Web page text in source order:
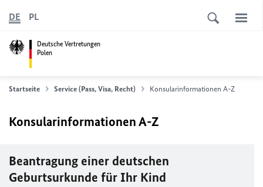
Deutsche Vertretungen
Polen
DE PL
Startseite Service (Pass, Visa, Recht) Konsularinformationen A-Z
Konsularinformationen A-Z
Beantragung einer deutschen
Geburtsurkunde für Ihr Kind